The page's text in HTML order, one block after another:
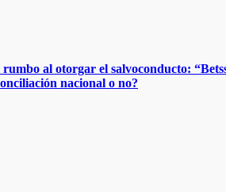
al otorgar el salvoconducto:
nacional o no?